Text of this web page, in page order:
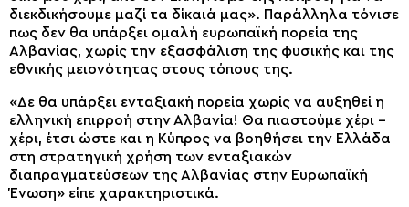
διεκδικήσουμε μαζί τα δίκαιά μας». Παράλληλα τόνισε
πως δεν θα υπάρξει ομαλή ευρωπαϊκή πορεία της
Αλβανίας, χωρίς την εξασφάλιση της φυσικής και της
εθνικής μειονότητας στους τόπους της.
«Δε θα υπάρξει ενταξιακή πορεία χωρίς να αυξηθεί η
ελληνική επιρροή στην Αλβανία! Θα πιαστούμε χέρι –
χέρι, έτσι ώστε και η Κύπρος να βοηθήσει την Ελλάδα
στη στρατηγική χρήση των ενταξιακών
διαπραγματεύσεων της Αλβανίας στην Ευρωπαϊκή
Ένωση» είπε χαρακτηριστικά.